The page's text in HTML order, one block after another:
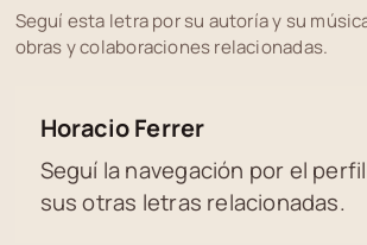
Seguí esta letra por su autoría y su
obras y colaboraciones relacionadas.
Horacio Ferrer
Seguí la navegación por el
sus otras letras relacionadas.